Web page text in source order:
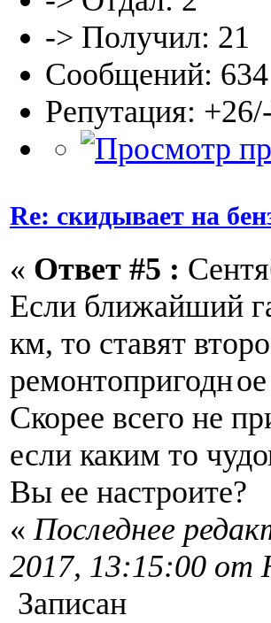
-> Получил: 21
Сообщений: 634
Репутация:
Re: скидывает на
« Ответ #5 :
Если ближайший
км, то ставят
ремонтопригодн
Скорее всего не
если каким то
Вы ее настроите?
«Последнее
2017, 13:15:00 от
Записан